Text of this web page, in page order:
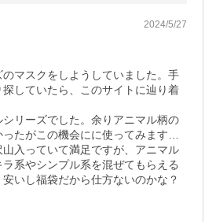
2024/5/27
マスクをしようしていました。手
していたら、このサイトに辿り着
リーズでした。余りアニマル柄の
たがこの機会にに使ってみます…
入っていて満足ですが、アニマル
系やシンプル系を混ぜてもらえる
いし福袋だから仕方ないのかな？